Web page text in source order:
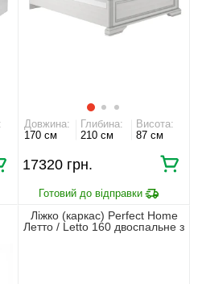
Довжина:
170 см
Глибина:
210 см
Висота:
87 см
17320 грн.
Ліжко (каркас) Perfect Home
Летто / Letto 160 двоспальне з